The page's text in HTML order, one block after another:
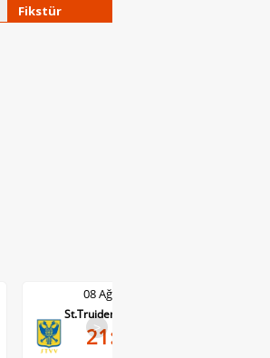
Fikstür
08 Ağustos
Standard Liege-Cercle Brugge
19:15
>